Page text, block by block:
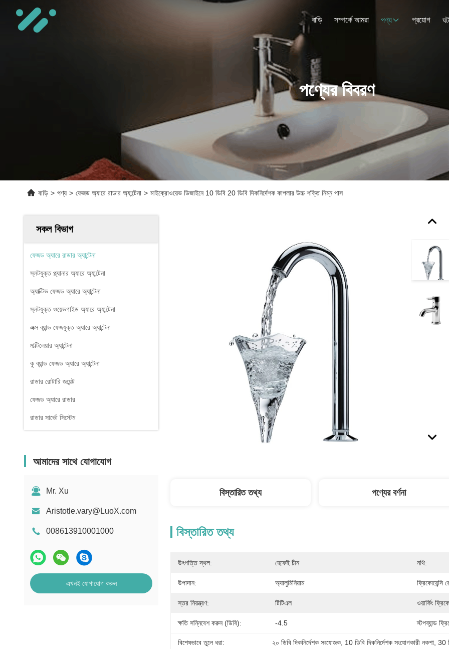
বাড়ি সম্পর্কে আমরা পণ্য প্রয়োগ
পণ্যের বিবরণ
বাড়ি > পণ্য > ফেজড অ্যারে রাডার অ্যান্টেনা > মাইক্রোওয়েভ ডিজাইনে 10 ডিবি 20 ডিবি দিকনির্দেশক কাপলার উচ্চ শক্তি নিম্ন পাস
সকল বিভাগ
ফেজড অ্যারে রাডার অ্যান্টেনা
স্লটযুক্ত প্ল্যানার অ্যারে অ্যান্টেনা
অ্যাক্টিভ ফেজড অ্যারে অ্যান্টেনা
স্লটযুক্ত ওয়েভগাইড অ্যারে অ্যান্টেনা
এক্স ব্যান্ড ফেজযুক্ত অ্যারে অ্যান্টেনা
মাল্টিলেয়ার অ্যান্টেনা
কু ব্যান্ড ফেজড অ্যারে অ্যান্টেনা
রাডার রোটারি জয়েন্ট
ফেজড অ্যারে রাডার
রাডার সার্ভো সিস্টেম
আমাদের সাথে যোগাযোগ
Mr. Xu
Aristotle.vary@LuoX.com
008613910001000
এখনই যোগাযোগ করুন
বিস্তারিত তথ্য পণ্যের বর্ণনা
বিস্তারিত তথ্য
উৎপত্তি স্থল: হেফেই চীন নথি:
উপাদান: অ্যালুমিনিয়াম ফ্রিকোয়েন্সি
স্তর নিয়ন্ত্রণ: টিটিএল ওয়ার্কিং
ক্ষতি সন্নিবেশ করুন (ডিবি): -4.5 স্টপব্যান্ড
বিশেষভাবে তুলে ধরা: ২০ ডিবি দিকনির্দেশক সংযোজক 10 ডিবি দিকনির্দেশক সংযোগকারী নকশা , 30